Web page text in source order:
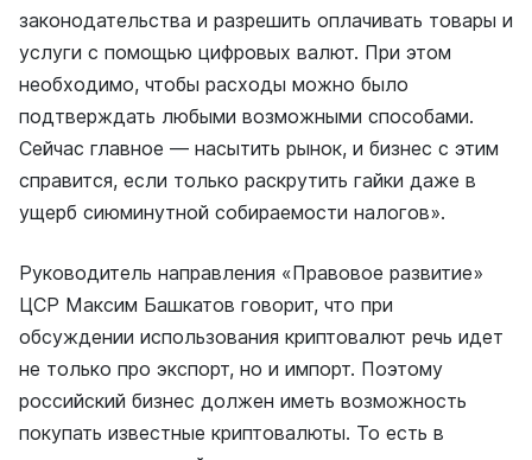
законодательства и разрешить оплачивать товары и
услуги с помощью цифровых валют. При этом
необходимо, чтобы расходы можно было
подтверждать любыми возможными способами.
Сейчас главное — насытить рынок, и бизнес с этим
справится, если только раскрутить гайки даже в
ущерб сиюминутной собираемости налогов».
Руководитель направления «Правовое развитие»
ЦСР Максим Башкатов говорит, что при
обсуждении использования криптовалют речь идет
не только про экспорт, но и импорт. Поэтому
российский бизнес должен иметь возможность
покупать известные криптовалюты. То есть в